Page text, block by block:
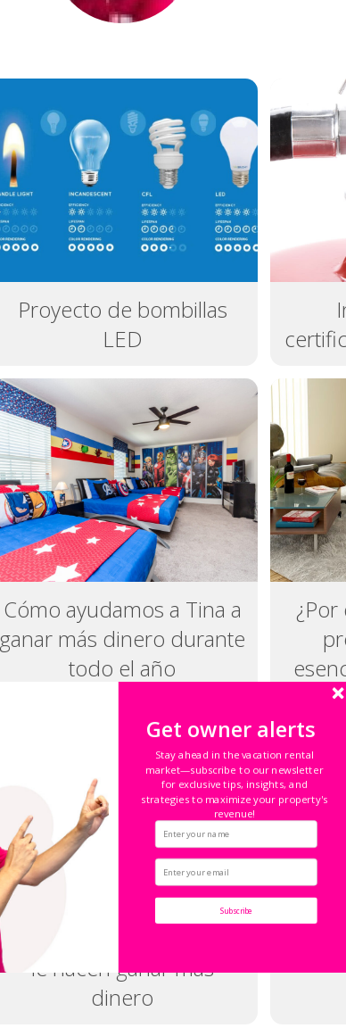
Proyecto de bombillas
LED
Cómo ayudamos a Tina a
ganar más dinero durante
todo el año
Los huéspedes contentos
le hacen ganar más
dinero
Stay ahead in the vacation rental
market—subscribe to our newsletter
for exclusive tips, insights, and
strategies to maximize your property's
revenue!
Subscribe
Get owner alerts